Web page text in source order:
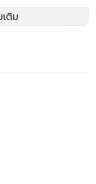
ายเครื่องจักร และอะไหล่
รจำหน่ายเงินลงทุนบาง
ายธุรกิจน้ำเต้าหู้ รวมถึง
น
งเป้ารายได้ปีนี้โต 10%
ติม